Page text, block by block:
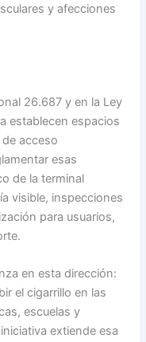
y afecciones
26.687 y en la Ley
establecen espacios
acceso
esas
de la terminal
visible, inspecciones
para usuarios,
en esta dirección:
el cigarrillo en las
escuelas y
extiende esa